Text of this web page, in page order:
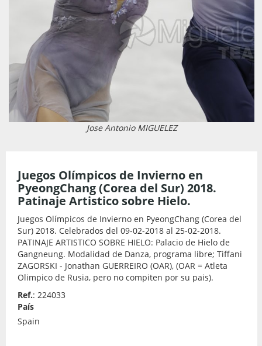
Jose Antonio MIGUELEZ
Juegos Olímpicos de Invierno en
PyeongChang (Corea del Sur) 2018.
Patinaje Artistico sobre Hielo.
Juegos Olímpicos de Invierno en PyeongChang (Corea del
Sur) 2018. Celebrados del 09-02-2018 al 25-02-2018.
PATINAJE ARTISTICO SOBRE HIELO: Palacio de Hielo de
Gangneung. Modalidad de Danza, programa libre; Tiffani
ZAGORSKI - Jonathan GUERREIRO (OAR), (OAR = Atleta
Olimpico de Rusia, pero no compiten por su pais).
Ref.: 224033
País
Spain